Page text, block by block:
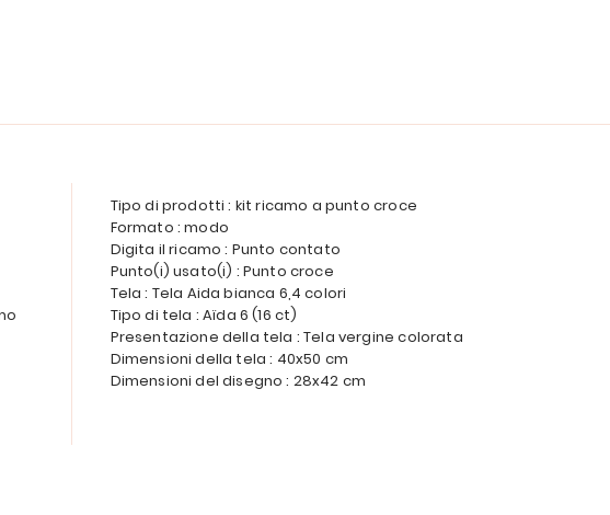
Tipo di prodotti : kit ricamo a punto croce
Formato : modo
Digita il ricamo : Punto contato
Punto(i) usato(i) : Punto croce
Tela : Tela Aida bianca 6,4 colori
Tipo di tela : Aïda 6 (16 ct)
Presentazione della tela : Tela vergine colorata
Dimensioni della tela : 40x50 cm
Dimensioni del disegno : 28x42 cm